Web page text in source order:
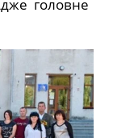
головне